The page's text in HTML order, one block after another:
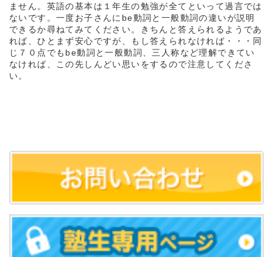
ません。英語の基本は１年生の勉強が全てといって過言では
ないです。一度お子さんにbe動詞と一般動詞の違いが説明
できるか尋ねてみてください。きちんと答えられるようであ
れば、ひとまず安心ですが、もし答えられなければ・・・同
じ７０点でもbe動詞と一般動詞、三人称など理解できてい
なければ、この先しんどい思いをするので注意してくださ
い。